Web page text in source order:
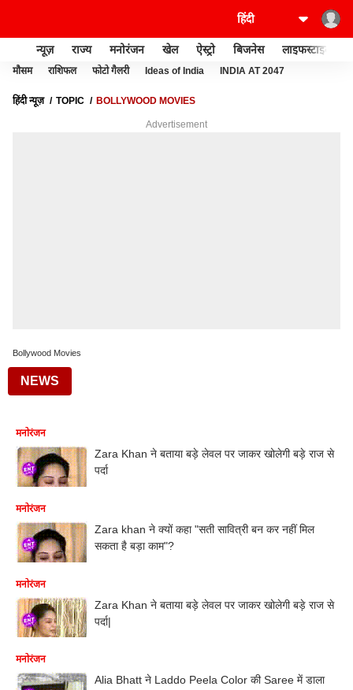
न्यूज़ राज्य मनोरंजन खेल ऐस्ट्रो बिजनेस लाइफस्टाइल
मौसम राशिफल फोटो गैलरी Ideas of India INDIA AT 2047
हिंदी न्यूज़ TOPIC BOLLYWOOD MOVIES
Advertisement
Bollywood Movies
NEWS
मनोरंजन
Zara Khan ने बताया बड़े लेवल पर जाकर खोलेगी बड़े राज से
पर्दा
मनोरंजन
Zara khan ने क्यों कहा "सती सावित्री बन कर नहीं मिल
सकता है बड़ा काम"?
मनोरंजन
Zara Khan ने बताया बड़े लेवल पर जाकर खोलेगी बड़े राज से
पर्दा|
मनोरंजन
Alia Bhatt ने Laddo Peela Color की Saree में डाला